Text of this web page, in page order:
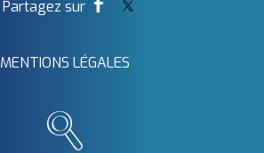
MENTIONS LÉGALES